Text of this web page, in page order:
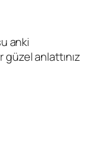
anki
anlattınız